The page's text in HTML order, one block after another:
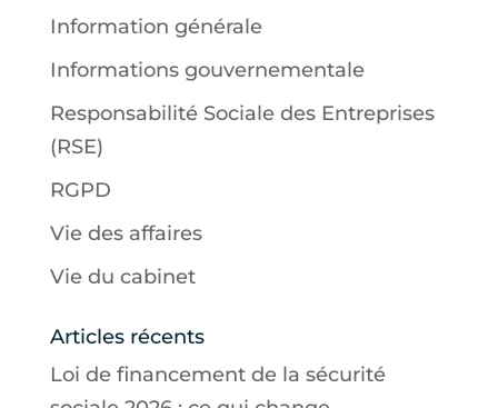
Information générale
Informations gouvernementale
Responsabilité Sociale des Entreprises
(RSE)
RGPD
Vie des affaires
Vie du cabinet
Articles récents
Loi de financement de la sécurité